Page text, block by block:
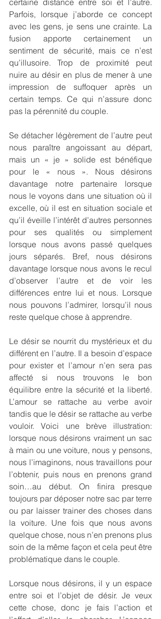
certaine distance entre soi et l’autre.
Parfois, lorsque j’aborde ce concept
avec les gens, je sens une crainte. La
fusion apporte certainement un
sentiment de sécurité, mais ce n’est
qu’illusoire. Trop de proximité peut
nuire au désir en plus de mener à une
impression de suffoquer après un
certain temps. Ce qui n’assure donc
pas la pérennité du couple.
Se détacher légèrement de l’autre peut
nous paraître angoissant au départ,
mais un « je » solide est bénéfique
pour le « nous ». Nous désirons
davantage notre partenaire lorsque
nous le voyons dans une situation où il
excelle, où il est en situation sociale et
qu’il éveille l’intérêt d’autres personnes
pour ses qualités ou simplement
lorsque nous avons passé quelques
jours séparés. Bref, nous désirons
davantage lorsque nous avons le recul
d’observer l’autre et de voir les
différences entre lui et nous. Lorsque
nous pouvons l’admirer, lorsqu’il nous
reste quelque chose à apprendre.
Le désir se nourrit du mystérieux et du
différent en l’autre. Il a besoin d’espace
pour exister et l’amour n’en sera pas
affecté si nous trouvons le bon
équilibre entre la sécurité et la liberté.
L’amour se rattache au verbe avoir
tandis que le désir se rattache au verbe
vouloir. Voici une brève illustration:
lorsque nous désirons vraiment un sac
à main ou une voiture, nous y pensons,
nous l’imaginons, nous travaillons pour
l’obtenir, puis nous en prenons grand
soin…au début. On finira presque
toujours par déposer notre sac par terre
ou par laisser trainer des choses dans
la voiture. Une fois que nous avons
quelque chose, nous n’en prenons plus
soin de la même façon et cela peut être
problématique dans le couple.
Lorsque nous désirons, il y un espace
entre soi et l’objet de désir. Je veux
cette chose, donc je fais l’action et